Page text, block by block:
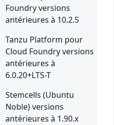
Foundry versions
antérieures à 10.2.5
Tanzu Platform pour
Cloud Foundry versions
antérieures à
6.0.20+LTS-T
Stemcells (Ubuntu
Noble) versions
antérieures à 1.90.x